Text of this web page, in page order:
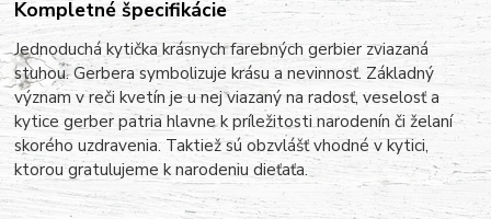
Kompletné špecifikácie
Jednoduchá kytička krásnych farebných gerbier zviazaná
stuhou.Gerbera symbolizuje krásu a nevinnosť. Základný
význam v reči kvetín je u nej viazaný na radosť, veselosť a
kytice gerber patria hlavne k príležitosti narodenín či želaní
skorého uzdravenia. Taktiež sú obzvlášť vhodné v kytici,
ktorou gratulujeme k narodeniu dieťaťa.